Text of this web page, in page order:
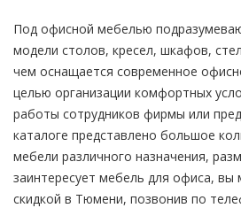
Под офисной мебелью
модели столов, кресел, шкафов,
чем оснащается современное
целью организации комфортных
работы сотрудников фирмы или
каталоге представлено большое
мебели различного назначения,
заинтересует мебель для офиса, вы
скидкой в Тюмени, позвонив по